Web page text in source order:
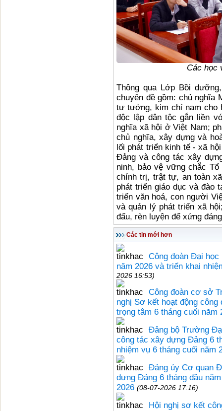
Các học
Thông qua Lớp Bồi
chuyên đề gồm: chủ nghĩa
tư tưởng, kim chỉ nam cho
độc lập dân tộc gắn liền
nghĩa xã hội ở Việt Nam;
chủ nghĩa, xây dựng và
lối phát triển kinh tế - xã
Đảng và công tác xây
ninh, bảo vệ vững chắc
chính trị, trật tự, an toàn
phát triển giáo dục và đào
triển văn hoá, con người
và quản lý phát triển xã
đấu, rèn luyện để xứng
Các tin mới hơn
Công đoàn Đại học
năm 2026 và triển khai
2026 16:53)
Công đoàn cơ sở
nghị Sơ kết hoạt động công
trọng tâm 6 tháng cuối năm
Đảng bộ Trường
công tác xây dựng Đảng 6
nhiệm vụ 6 tháng cuối năm
Đảng ủy Cơ quan
dựng Đảng 6 tháng đầu
2026 (08-07-2026 17:16)
Hội nghị sơ kết